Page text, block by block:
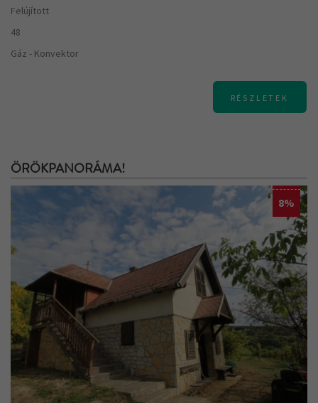
Felújított
48
Gáz - Konvektor
RÉSZLETEK
ÖRÖKPANORÁMA!
8%